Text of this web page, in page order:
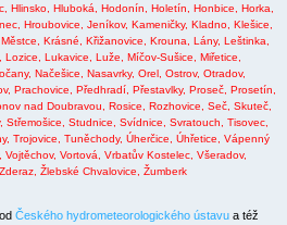
Hlinsko, Hluboká, Hodonín, Holetín, Honbice, Horka,
Hroubovice, Jeníkov, Kameničky, Kladno, Klešice,
Krásné, Křižanovice, Krouna, Lány, Leštinka,
Lozice, Lukavice, Luže, Míčov-Sušice, Miřetice,
Načešice, Nasavrky, Orel, Ostrov, Otradov,
Prachovice, Předhradí, Přestavlky, Proseč, Prosetín,
nad Doubravou, Rosice, Rozhovice, Seč, Skuteč,
Střemošice, Studnice, Svídnice, Svratouch, Tisovec,
Trojovice, Tuněchody, Úherčice, Úhřetice, Vápenný
Vojtěchov, Vortová, Vrbatův Kostelec, Všeradov,
Zderaz, Žlebské Chvalovice, Žumberk
Českého hydrometeorologického ústavu a též